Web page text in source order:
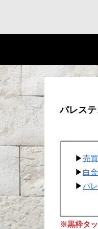
パレス
▶売
▶ 白
▶パ
※黒枠タッ